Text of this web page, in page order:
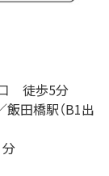
口 徒歩5分
田橋駅（B1出